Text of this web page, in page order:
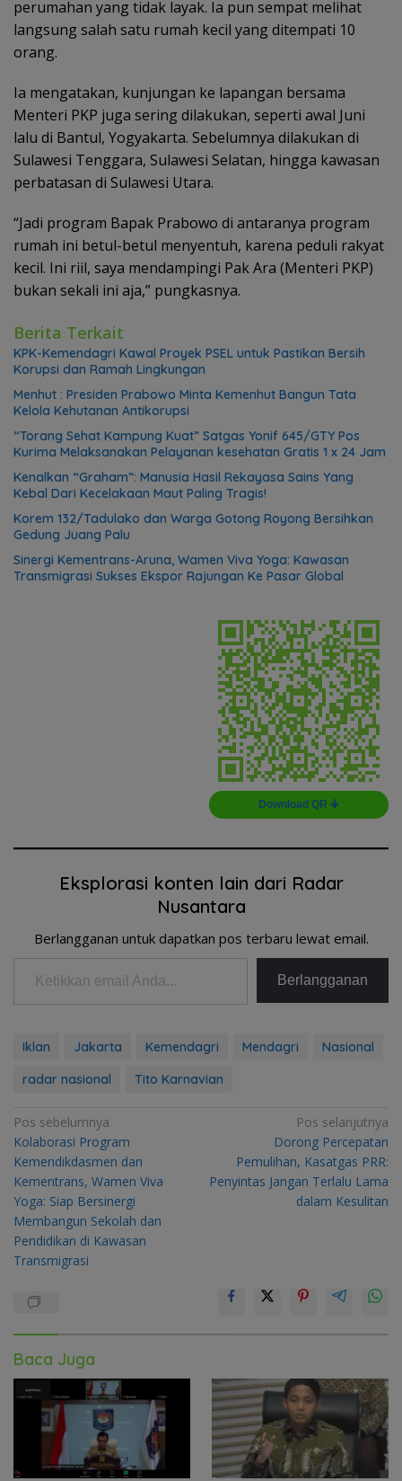
perumahan yang tidak layak. Ia pun sempat melihat
langsung salah satu rumah kecil yang ditempati 10
orang.
Ia mengatakan, kunjungan ke lapangan bersama
Menteri PKP juga sering dilakukan, seperti awal Juni
lalu di Bantul, Yogyakarta. Sebelumnya dilakukan di
Sulawesi Tenggara, Sulawesi Selatan, hingga kawasan
perbatasan di Sulawesi Utara.
“Jadi program Bapak Prabowo di antaranya program
rumah ini betul-betul menyentuh, karena peduli rakyat
kecil. Ini riil, saya mendampingi Pak Ara (Menteri PKP)
bukan sekali ini aja,” pungkasnya.
Berita Terkait
KPK-Kemendagri Kawal Proyek PSEL untuk Pastikan Bersih
Korupsi dan Ramah Lingkungan
Menhut : Presiden Prabowo Minta Kemenhut Bangun Tata
Kelola Kehutanan Antikorupsi
“Torang Sehat Kampung Kuat” Satgas Yonif 645/GTY Pos
Kurima Melaksanakan Pelayanan kesehatan Gratis 1 x 24 Jam
Kenalkan “Graham”: Manusia Hasil Rekayasa Sains Yang
Kebal Dari Kecelakaan Maut Paling Tragis!
Korem 132/Tadulako dan Warga Gotong Royong Bersihkan
Gedung Juang Palu
Sinergi Kementrans-Aruna, Wamen Viva Yoga: Kawasan
Transmigrasi Sukses Ekspor Rajungan Ke Pasar Global
Download QR 🠋
Eksplorasi konten lain dari Radar
Nusantara
Berlangganan untuk dapatkan pos terbaru lewat email.
Ketikkan email Anda...
Berlangganan
Iklan Jakarta Kemendagri Mendagri
Nasional
radar nasional
Tito Karnavian
Navigasi
pos
Pos sebelumnya
Kolaborasi Program
Kemendikdasmen dan
Kementrans, Wamen Viva
Yoga: Siap Bersinergi
Membangun Sekolah dan
Pendidikan di Kawasan
Transmigrasi
Pos selanjutnya
Dorong Percepatan
Pemulihan, Kasatgas PRR:
Penyintas Jangan Terlalu Lama
dalam Kesulitan
Baca Juga